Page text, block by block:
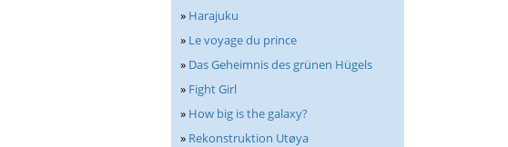
» Harajuku
» Le voyage du prince
» Das Geheimnis des grünen Hügels
» Fight Girl
» How big is the galaxy?
» Rekonstruktion Utøya